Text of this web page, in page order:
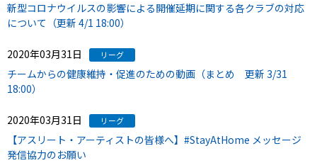
新型コロナウイルスの影響による開催延期に関する各クラブの対応
について（更新 4/1 18:00）
2020年03月31日 リーグ
チームからの健康維持・促進のための動画（まとめ 更新 3/31
18:00）
2020年03月31日 リーグ
【アスリート・アーティストの皆様へ】#StayAtHome メッセージ
発信協力のお願い